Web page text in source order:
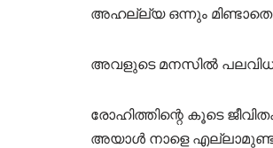
അഹല്ല്യ ഒന്നും മിണ്ടാതെ
അവളുടെ മനസിൽ പലവിധ
രോഹിത്തിന്റെ കൂടെ
അയാൾ നാളെ